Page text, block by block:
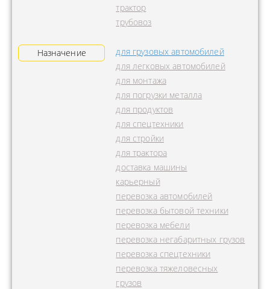
трактор
трубовоз
Назначение
для грузовых автомобилей
для легковых автомобилей
для монтажа
для погрузки металла
для продуктов
для спецтехники
для стройки
для трактора
доставка машины
карьерный
перевозка автомобилей
перевозка бытовой техники
перевозка мебели
перевозка негабаритных грузов
перевозка спецтехники
перевозка тяжеловесных
грузов